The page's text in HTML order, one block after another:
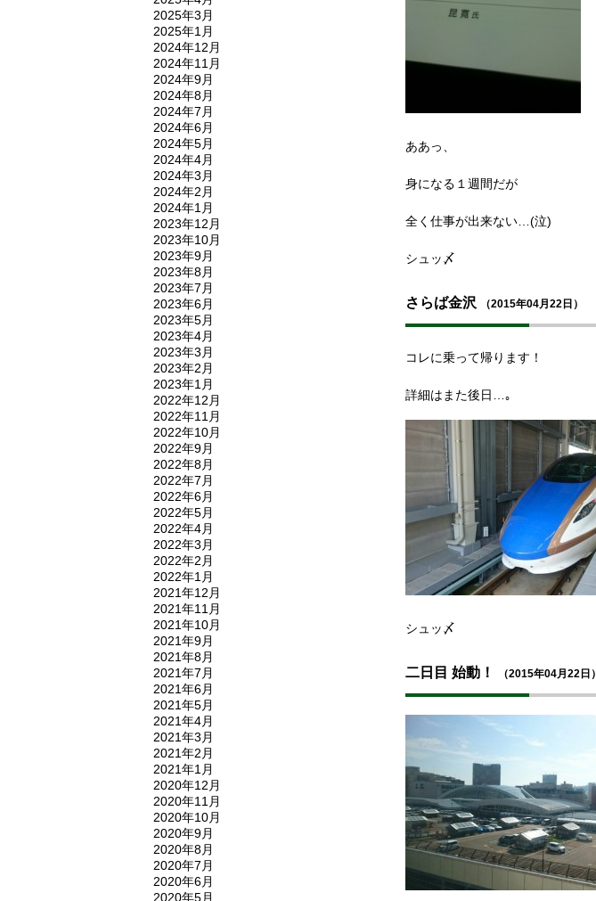
ああっ、
身になる１週間だが
全く仕事が出来ない…(泣)
シュッ〆
さらば金沢 （2015年04月22日）
コレに乗って帰ります！
詳細はまた後日…｡
シュッ〆
二日目 始動！ （2015年04月22日）
2025年3月
2025年1月
2024年12月
2024年11月
2024年9月
2024年8月
2024年7月
2024年6月
2024年5月
2024年4月
2024年3月
2024年2月
2024年1月
2023年12月
2023年10月
2023年9月
2023年8月
2023年7月
2023年6月
2023年5月
2023年4月
2023年3月
2023年2月
2023年1月
2022年12月
2022年11月
2022年10月
2022年9月
2022年8月
2022年7月
2022年6月
2022年5月
2022年4月
2022年3月
2022年2月
2022年1月
2021年12月
2021年11月
2021年10月
2021年9月
2021年8月
2021年7月
2021年6月
2021年5月
2021年4月
2021年3月
2021年2月
2021年1月
2020年12月
2020年11月
2020年10月
2020年9月
2020年8月
2020年7月
2020年6月
2020年5月